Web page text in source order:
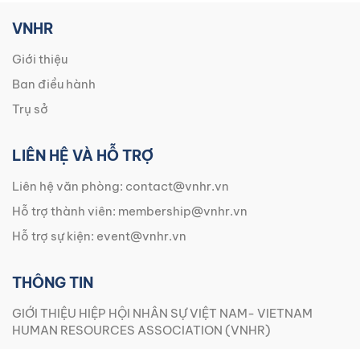
VNHR
Giới thiệu
Ban điều hành
Trụ sở
LIÊN HỆ VÀ HỖ TRỢ
Liên hệ văn phòng: contact@vnhr.vn
Hỗ trợ thành viên: membership@vnhr.vn
Hỗ trợ sự kiện: event@vnhr.vn
THÔNG TIN
GIỚI THIỆU HIỆP HỘI NHÂN SỰ VIỆT NAM- VIETNAM
HUMAN RESOURCES ASSOCIATION (VNHR)